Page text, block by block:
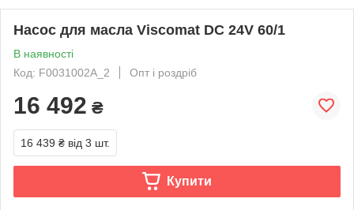
Насос для масла Viscomat DC 24V 60/1
В наявності
Код: F0031002A_2
Опт і роздріб
16 492 ₴
16 439 ₴ від 3 шт.
Купити